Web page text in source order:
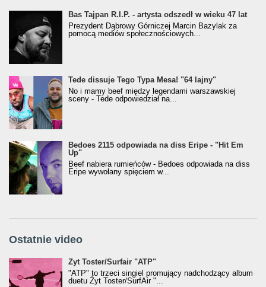
Bas Tajpan R.I.P. - artysta odszedł w wieku 47 lat
Prezydent Dąbrowy Górniczej Marcin Bazylak za
pomocą mediów społecznościowych...
Tede dissuje Tego Typa Mesa! "64 lajny"
No i mamy beef między legendami warszawskiej
sceny - Tede odpowiedział na...
Bedoes 2115 odpowiada na diss Eripe - "Hit Em
Up"
Beef nabiera rumieńców - Bedoes odpowiada na diss
Eripe wywołany spięciem w...
Ostatnie video
Żyt Toster/SurfAir - ATP VIDEO
Żyt Toster/Surfair "ATP"
"ATP" to trzeci singiel promujący nadchodzący album
duetu Żyt Toster/SurfAir "...